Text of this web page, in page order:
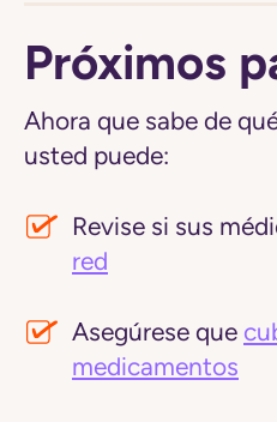
Próximos
Ahora que sabe de
usted puede:
Revise si sus
red
Asegúrese que
medicamentos